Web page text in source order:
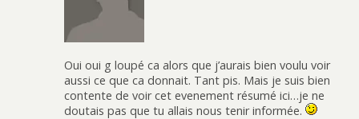
Oui oui g loupé ca alors que j’aurais bien voulu voir
aussi ce que ca donnait. Tant pis. Mais je suis bien
contente de voir cet evenement résumé ici…je ne
doutais pas que tu allais nous tenir informée.